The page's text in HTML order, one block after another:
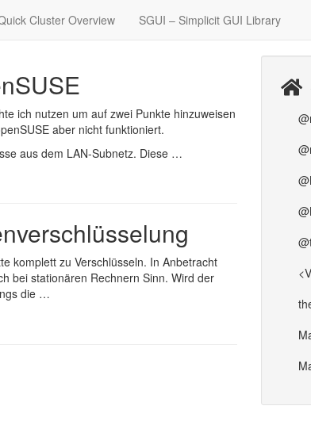
Cluster Overview SGUI – Simplicit GUI Library
ich nutzen um auf zwei Punkte hinzuweisen
aber nicht funktioniert.
aus dem LAN-Subnetz. Diese …
komplett zu Verschlüsseln. In Anbetracht
bei stationären Rechnern Sinn. Wird der
die …